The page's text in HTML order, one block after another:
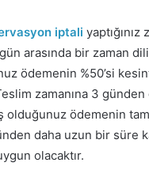
iptali
arasında bir zaman
ödemenin %50’si
zamanına 3
olduğunuz ödemenin
daha uzun bir süre
olacaktır.